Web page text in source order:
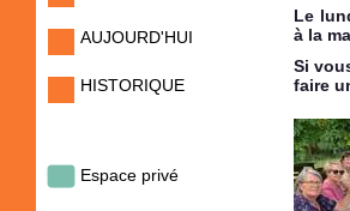
AUJOURD'HUI
HISTORIQUE
Espace privé
Le
à la
Si
faire